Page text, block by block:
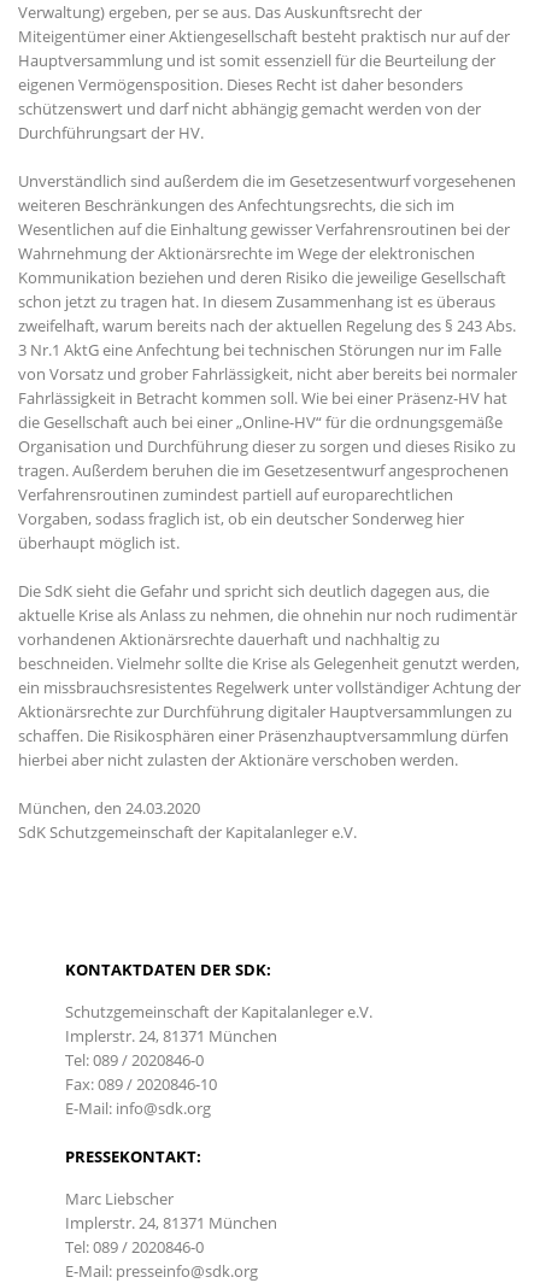
Verwaltung) ergeben, per se aus. Das Auskunftsrecht der
Miteigentümer einer Aktiengesellschaft besteht praktisch nur auf der
Hauptversammlung und ist somit essenziell für die Beurteilung der
eigenen Vermögensposition. Dieses Recht ist daher besonders
schützenswert und darf nicht abhängig gemacht werden von der
Durchführungsart der HV.
Unverständlich sind außerdem die im Gesetzesentwurf vorgesehenen
weiteren Beschränkungen des Anfechtungsrechts, die sich im
Wesentlichen auf die Einhaltung gewisser Verfahrensroutinen bei der
Wahrnehmung der Aktionärsrechte im Wege der elektronischen
Kommunikation beziehen und deren Risiko die jeweilige Gesellschaft
schon jetzt zu tragen hat. In diesem Zusammenhang ist es überaus
zweifelhaft, warum bereits nach der aktuellen Regelung des § 243 Abs.
3 Nr.1 AktG eine Anfechtung bei technischen Störungen nur im Falle
von Vorsatz und grober Fahrlässigkeit, nicht aber bereits bei normaler
Fahrlässigkeit in Betracht kommen soll. Wie bei einer Präsenz-HV hat
die Gesellschaft auch bei einer „Online-HV“ für die ordnungsgemäße
Organisation und Durchführung dieser zu sorgen und dieses Risiko zu
tragen. Außerdem beruhen die im Gesetzesentwurf angesprochenen
Verfahrensroutinen zumindest partiell auf europarechtlichen
Vorgaben, sodass fraglich ist, ob ein deutscher Sonderweg hier
überhaupt möglich ist.
Die SdK sieht die Gefahr und spricht sich deutlich dagegen aus, die
aktuelle Krise als Anlass zu nehmen, die ohnehin nur noch rudimentär
vorhandenen Aktionärsrechte dauerhaft und nachhaltig zu
beschneiden. Vielmehr sollte die Krise als Gelegenheit genutzt werden,
ein missbrauchsresistentes Regelwerk unter vollständiger Achtung der
Aktionärsrechte zur Durchführung digitaler Hauptversammlungen zu
schaffen. Die Risikosphären einer Präsenzhauptversammlung dürfen
hierbei aber nicht zulasten der Aktionäre verschoben werden.
München, den 24.03.2020
SdK Schutzgemeinschaft der Kapitalanleger e.V.
KONTAKTDATEN DER SDK:
Schutzgemeinschaft der Kapitalanleger e.V.
Implerstr. 24, 81371 München
Tel: 089 / 2020846-0
Fax: 089 / 2020846-10
E-Mail: info@sdk.org
PRESSEKONTAKT:
Marc Liebscher
Implerstr. 24, 81371 München
Tel: 089 / 2020846-0
E-Mail: presseinfo@sdk.org